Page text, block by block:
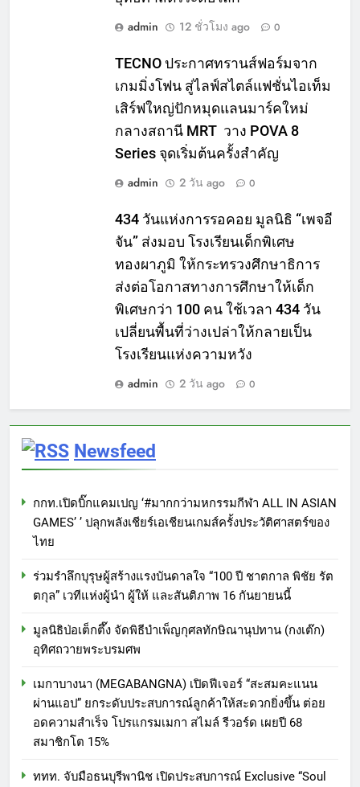
admin
12 ชั่วโมง ago 0
TECNO ประกาศทรานส์ฟอร์มจาก
เกมมิ่งโฟน สู่ไลฟ์สไตล์แฟชั่นไอเท็ม
เสิร์ฟใหญ่ปักหมุดแลนมาร์คใหม่
กลางสถานี MRT วาง POVA 8
Series จุดเริ่มต้นครั้งสำคัญ
admin
2 วัน ago 0
434 วันแห่งการรอคอย มูลนิธิ “เพจอี
จัน” ส่งมอบ โรงเรียนเด็กพิเศษ
ทองผาภูมิ ให้กระทรวงศึกษาธิการ
ส่งต่อโอกาสทางการศึกษาให้เด็ก
พิเศษกว่า 100 คน ใช้เวลา 434 วัน
เปลี่ยนพื้นที่ว่างเปล่าให้กลายเป็น
โรงเรียนแห่งความหวัง
admin
2 วัน ago 0
Newsfeed
กกท.เปิดบิ๊กแคมเปญ ‘#มากกว่ามหกรรมกีฬา ALL IN ASIAN
GAMES’ ’ ปลุกพลังเชียร์เอเชียนเกมส์ครั้งประวัติศาสตร์ของ
ไทย
ร่วมรำลึกบุรุษผู้สร้างแรงบันดาลใจ “100 ปี ชาตกาล พิชัย รัต
ตกุล” เวทีแห่งผู้นำ ผู้ให้ และสันติภาพ 16 กันยายนนี้
มูลนิธิป่อเต็กตึ๊ง จัดพิธีบำเพ็ญกุศลทักษิณานุปทาน (กงเต๊ก)
อุทิศถวายพระบรมศพ
เมกาบางนา (MEGABANGNA) เปิดฟีเจอร์ “สะสมคะแนน
ผ่านแอป” ยกระดับประสบการณ์ลูกค้าให้สะดวกยิ่งขึ้น ต่อย
อดความสำเร็จ โปรแกรมเมกา สไมล์ รีวอร์ด เผยปี 68
สมาชิกโต 15%
ททท. จับมือธนบุรีพานิช เปิดประสบการณ์ Exclusive “Soul